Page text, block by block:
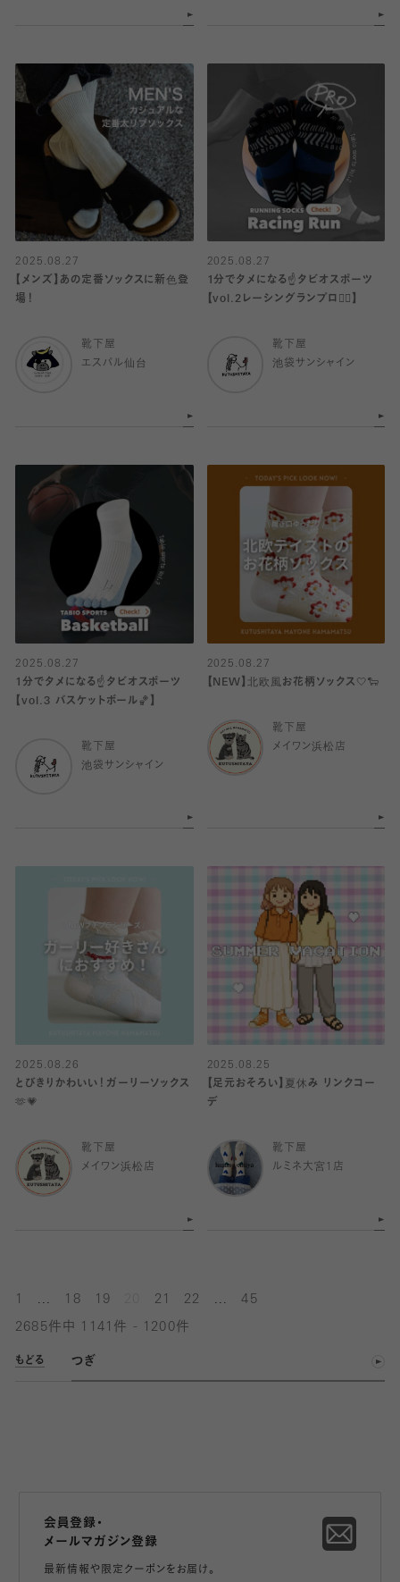
2025.08.27
【メンズ】あの定番ソックスに新色登
場！
靴下屋
エスパル仙台
2025.08.27
1分でタメになる☝️タビオスポーツ
【vol.2レーシングランプロ🏃‍♂️】
靴下屋
池袋サンシャイン
2025.08.27
1分でタメになる☝️タビオスポーツ
【vol.3 バスケットボール🏀】
靴下屋
池袋サンシャイン
2025.08.27
【NEW】北欧風お花柄ソックス‎🤍🐑
靴下屋
メイワン浜松店
2025.08.26
とびきりかわいい！ガーリーソックス
🫶💗
靴下屋
メイワン浜松店
2025.08.25
【足元おそろい】夏休み リンクコー
デ
靴下屋
ルミネ大宮1店
18 19 21 22 45
2685件中 1141件 - 1200件
もどる つぎ
会員登録・
メールマガジン登録
最新情報や限定クーポンをお届け。